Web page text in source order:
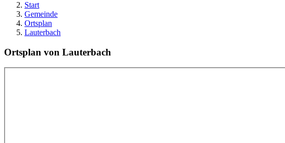
Start
Gemeinde
Ortsplan
Lauterbach
Ortsplan von Lauterbach